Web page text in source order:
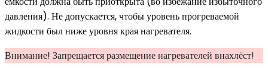
давления). Не допускается, чтобы уровень прогреваемой
жидкости был ниже уровня края нагревателя.
Внимание! Запрещается размещение нагревателей внахлёст!